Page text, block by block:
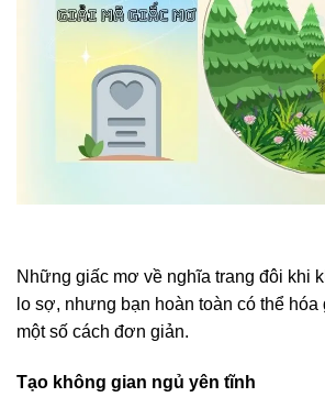
Những giấc mơ về nghĩa trang đôi khi
lo sợ, nhưng bạn hoàn toàn có thể hóa
một số cách đơn giản.
Tạo không gian ngủ yên tĩnh